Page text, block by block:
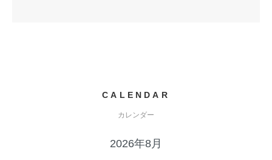
CALENDAR
カレンダー
2026年8月